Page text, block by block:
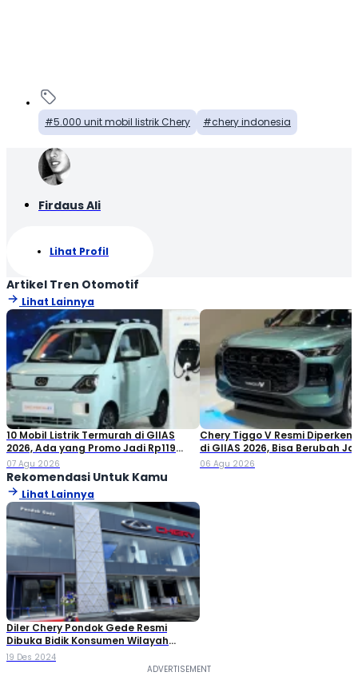
5.000 unit mobil listrik Chery chery indonesia
Firdaus Ali
Lihat Profil
Artikel Tren Otomotif
Lihat Lainnya
10 Mobil Listrik Termurah di GIIAS
2026, Ada yang Promo Jadi Rp119
Jutaan!
07 Agu 2026
Chery Tiggo V Resmi
di GIIAS 2026, Bisa Berubah
Double Cabin
06 Agu 2026
Rekomendasi Untuk Kamu
Lihat Lainnya
Diler Chery Pondok Gede Resmi
Dibuka Bidik Konsumen Wilayah
Bekasi
19 Des 2024